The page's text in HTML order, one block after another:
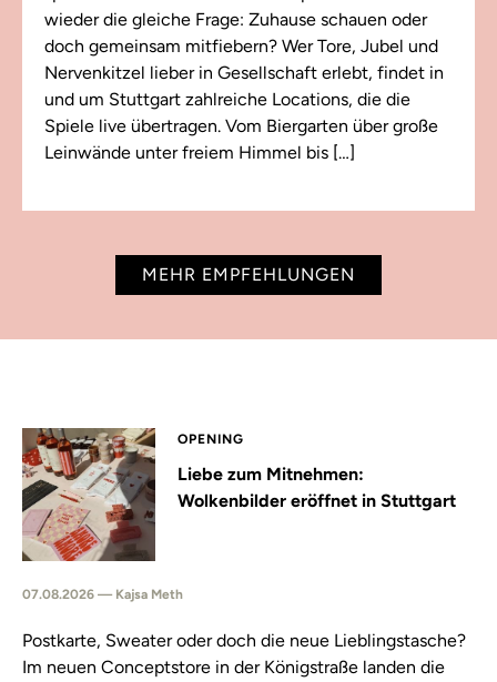
wieder die gleiche Frage: Zuhause schauen oder
doch gemeinsam mitfiebern? Wer Tore, Jubel und
Nervenkitzel lieber in Gesellschaft erlebt, findet in
und um Stuttgart zahlreiche Locations, die die
Spiele live übertragen. Vom Biergarten über große
Leinwände unter freiem Himmel bis […]
MEHR EMPFEHLUNGEN
OPENING
Liebe zum Mitnehmen:
Wolkenbilder eröffnet in Stuttgart
07.08.2026 — Kajsa Meth
Postkarte, Sweater oder doch die neue Lieblingstasche?
Im neuen Conceptstore in der Königstraße landen die